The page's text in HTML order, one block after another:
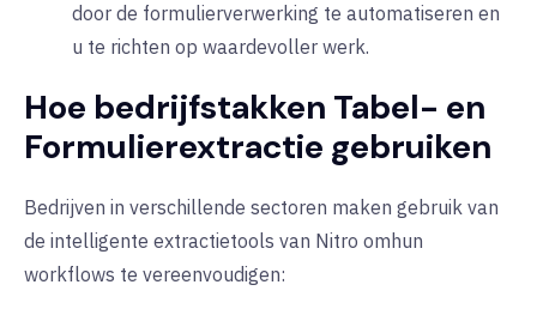
door de formulierverwerking te automatiseren en
u te richten op waardevoller werk.
Hoe bedrijfstakken Tabel- en
Formulierextractie gebruiken
Bedrijven in verschillende sectoren maken gebruik van
de intelligente extractietools van Nitro om hun
workflows te vereenvoudigen: